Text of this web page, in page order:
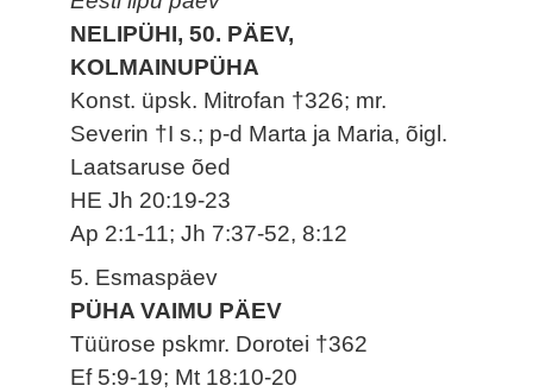
NELIPÜHI, 50. PÄEV,
KOLMAINUPÜHA
Konst. üpsk. Mitrofan †326; mr.
Severin †I s.; p-d Marta ja Maria, õigl.
Laatsaruse õed
HE Jh 20:19-23
Ap 2:1-11; Jh 7:37-52, 8:12
5. Esmaspäev
PÜHA VAIMU PÄEV
Tüürose pskmr. Dorotei †362
Ef 5:9-19; Mt 18:10-20